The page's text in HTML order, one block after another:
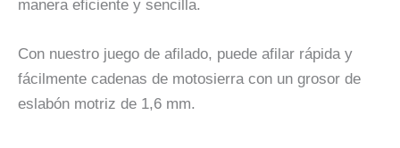
manera eficiente y sencilla.
Con nuestro juego de afilado, puede afilar rápida y
fácilmente cadenas de motosierra con un grosor de
eslabón motriz de 1,6 mm.